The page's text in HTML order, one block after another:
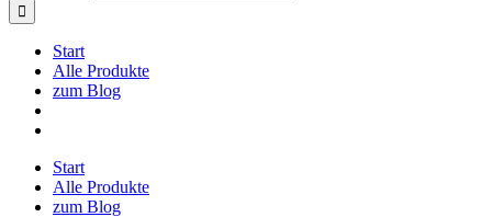
Start
Alle Produkte
zum Blog
Start
Alle Produkte
zum Blog